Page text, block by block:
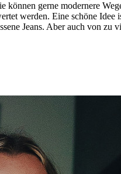
gerne modernere
werden. Eine schöne
Jeans. Aber auch von zu